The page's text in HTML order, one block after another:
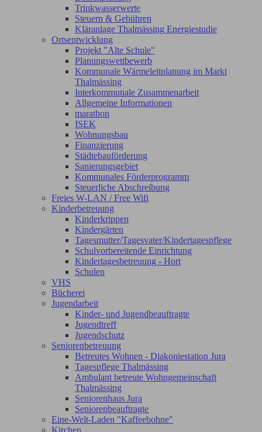
Trinkwasserwerte
Steuern & Gebühren
Kläranlage Thalmässing Energiestudie
Ortsentwicklung
Projekt "Alte Schule"
Planungswettbewerb
Kommunale Wärmeleitplanung im Markt
Thalmässing
Interkommunale Zusammenarbeit
Allgemeine Informationen
marathon
ISEK
Wohnungsbau
Finanzierung
Städtebauförderung
Sanierungsgebiet
Kommunales Förderprogramm
Steuerliche Abschreibung
Freies W-LAN / Free Wifi
Kinderbetreuung
Kinderkrippen
Kindergärten
Tagesmutter/Tagesvater/Kindertagespflege
Schulvorbereitende Einrichtung
Kindertagesbetreuung - Hort
Schulen
VHS
Bücherei
Jugendarbeit
Kinder- und Jugendbeauftragte
Jugendtreff
Jugendschutz
Seniorenbetreuung
Betreutes Wohnen - Diakoniestation Jura
Tagespflege Thalmässing
Ambulant betreute Wohngemeinschaft
Thalmässing
Seniorenhaus Jura
Seniorenbeauftragte
Eine-Welt-Laden "Kaffeebohne"